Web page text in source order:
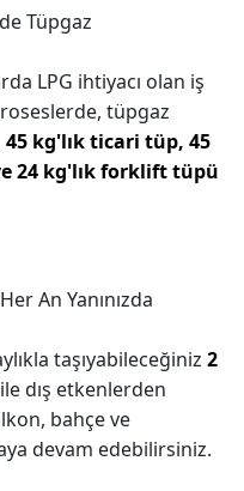
Tüpgaz
LPG ihtiyacı olan iş
tüpgaz
kg'lık ticari tüp, 45
24 kg'lık forklift tüpü
An Yanınızda
taşıyabileceğiniz 2
dış etkenlerden
bahçe ve
devam edebilirsiniz.